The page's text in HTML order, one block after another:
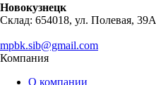
Новокузнецк
Склад: 654018, ул. Полевая, 39А
mpbk.sib@gmail.com
Компания
О компании